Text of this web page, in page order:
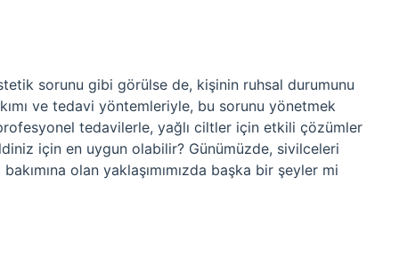
sorunu gibi görülse de, kişinin ruhsal durumunu
ve tedavi yöntemleriyle, bu sorunu yönetmek
tedavilerle, yağlı ciltler için etkili çözümler
için en uygun olabilir? Günümüzde, sivilceleri
olan yaklaşımımızda başka bir şeyler mi